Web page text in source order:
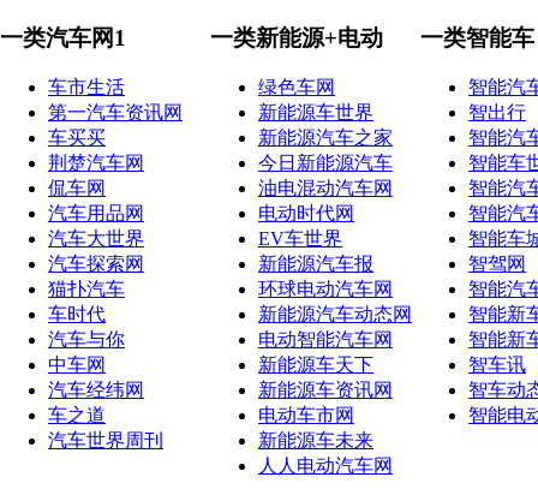
一类汽车网1
车市生活
第一汽车资讯网
车买买
荆楚汽车网
侃车网
汽车用品网
汽车大世界
汽车探索网
猫扑汽车
车时代
汽车与你
中车网
汽车经纬网
车之道
汽车世界周刊
一类新能源+电动
绿色车网
新能源车世界
新能源汽车之家
今日新能源汽车
油电混动汽车网
电动时代网
EV车世界
新能源汽车报
环球电动汽车网
新能源汽车动态网
电动智能汽车网
新能源车天下
新能源车资讯网
电动车市网
新能源车未来
人人电动汽车网
一类智能车
智能汽
智出行
智能汽
智能车
智能汽
智能汽
智能车
智驾网
智能汽
智能新
智能新
智车讯
智车动
智能电